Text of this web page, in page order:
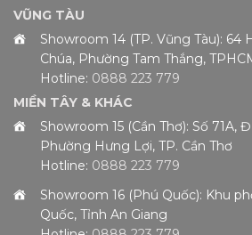
VŨNG TÀU
Showroom 14 (TP. Vũng Tàu): 64
Chúa, Phường Tam Thắng,
Hotline: 0888 223 779
MIỀN TÂY & KHÁC
Showroom 15 (Cần Thơ): Số 71A,
Phường Hưng Lợi, TP. Cần Thơ
Hotline: 0888 223 779
Showroom 16 (Phú Quốc): Khu
Quốc, Tỉnh An Giang